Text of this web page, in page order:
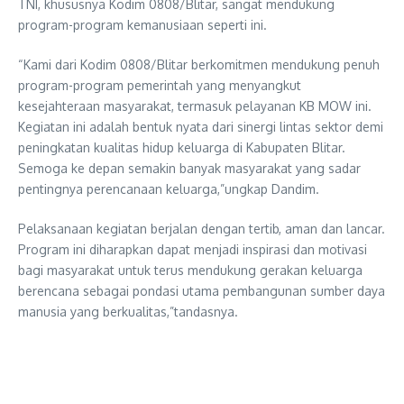
TNI, khususnya Kodim 0808/Blitar, sangat mendukung
program-program kemanusiaan seperti ini.
“Kami dari Kodim 0808/Blitar berkomitmen mendukung penuh
program-program pemerintah yang menyangkut
kesejahteraan masyarakat, termasuk pelayanan KB MOW ini.
Kegiatan ini adalah bentuk nyata dari sinergi lintas sektor demi
peningkatan kualitas hidup keluarga di Kabupaten Blitar.
Semoga ke depan semakin banyak masyarakat yang sadar
pentingnya perencanaan keluarga,”ungkap Dandim.
Pelaksanaan kegiatan berjalan dengan tertib, aman dan lancar.
Program ini diharapkan dapat menjadi inspirasi dan motivasi
bagi masyarakat untuk terus mendukung gerakan keluarga
berencana sebagai pondasi utama pembangunan sumber daya
manusia yang berkualitas,”tandasnya.